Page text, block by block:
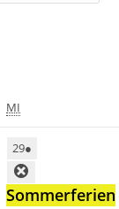
MI
29●
Sommerferien